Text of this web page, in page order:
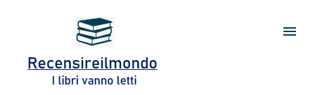
Passa ai contenuti principali